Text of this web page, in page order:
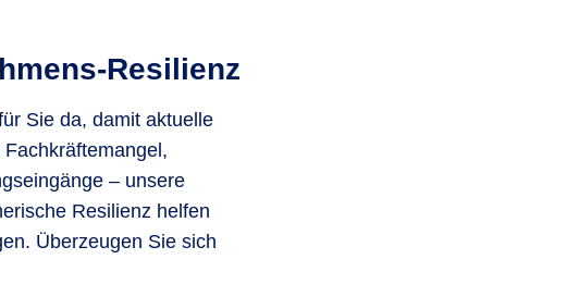
Resilienz
Sie da, damit aktuelle
– unsere
Resilienz helfen
Überzeugen Sie sich